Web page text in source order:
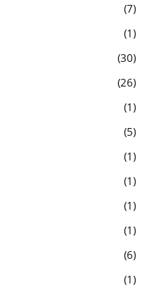
7
1
30
26
1
5
1
1
1
1
6
1